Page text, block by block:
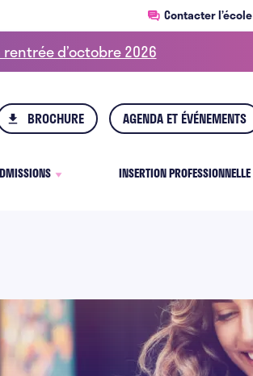
Contacter l’école
d’octobre 2026
BROCHURE AGENDA ET ÉVÉNEMENTS
INSERTION PROFESSIONNELLE